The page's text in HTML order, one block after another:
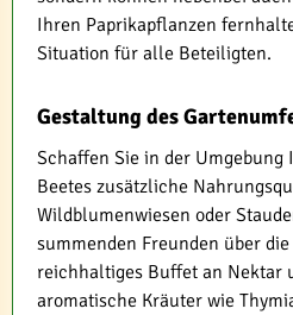
Ihren Paprikapflanzen
Situation für alle Beteiligten.
Gestaltung des
Schaffen Sie in der
Beetes zusätzliche
Wildblumenwiesen oder
summenden Freunden über
reichhaltiges Buffet an Nektar
aromatische Kräuter wie